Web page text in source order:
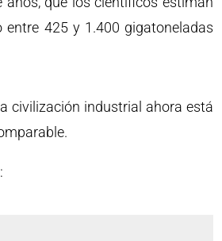
entre 425 y 1.400 gigatoneladas
civilización industrial ahora está